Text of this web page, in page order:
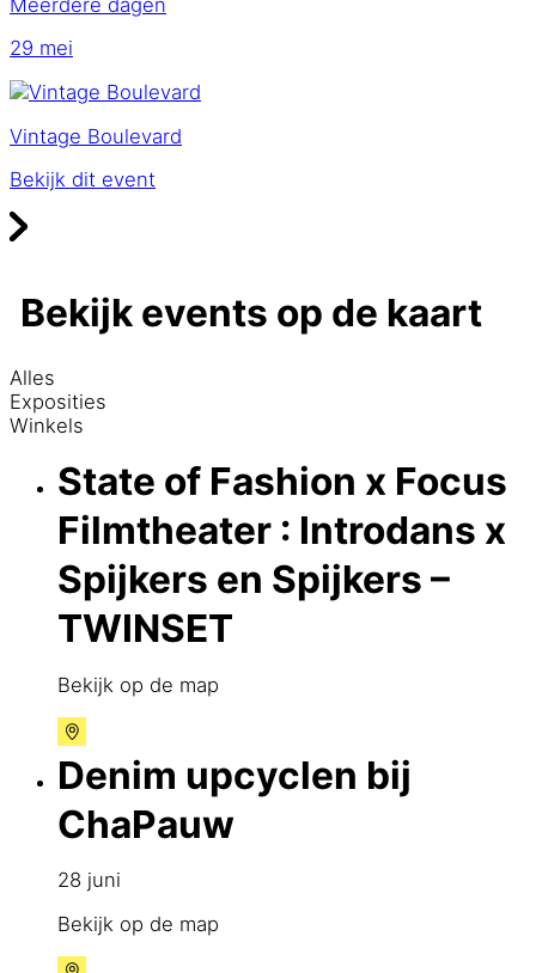
29 mei
Vintage Boulevard
Bekijk dit event
Bekijk events op de kaart
Alles
Exposities
Winkels
State of Fashion x Focus
Filmtheater : Introdans x
Spijkers en Spijkers –
TWINSET
Bekijk op de map
Denim upcyclen bij
ChaPauw
28 juni
Bekijk op de map